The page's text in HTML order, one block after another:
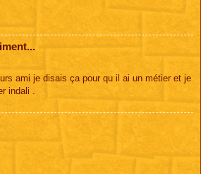
ami je disais ça pour qu il ai un métier et je
indali .